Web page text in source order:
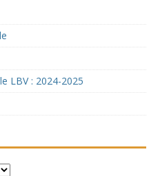
LBV : 2024-2025